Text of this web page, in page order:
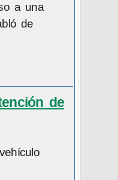
a una
de
de